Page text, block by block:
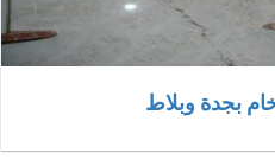
بجدة وبلاط